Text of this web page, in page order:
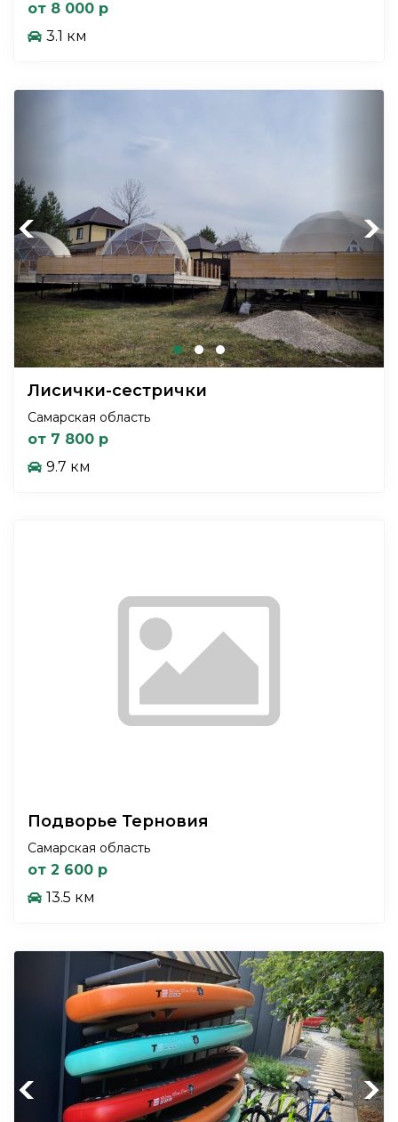
от 8 000 р
3.1 км
Previous Next
Лисички-сестрички
Самарская область
от 7 800 р
9.7 км
Подворье Терновия
Самарская область
от 2 600 р
13.5 км
Previous Next